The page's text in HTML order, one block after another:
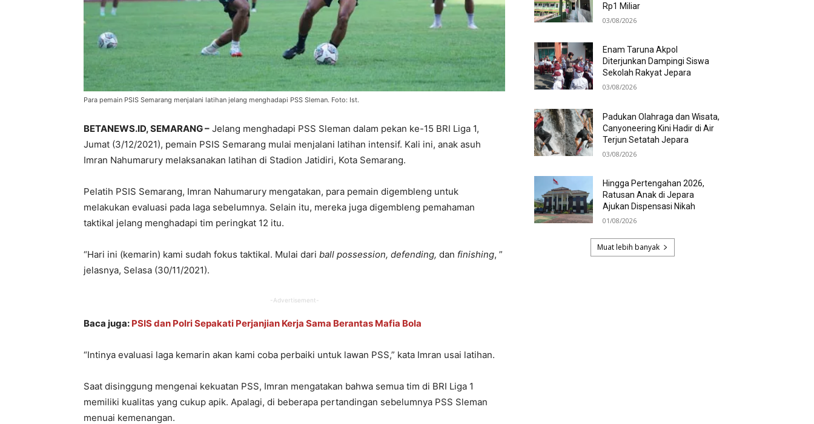
Para pemain PSIS Semarang menjalani latihan jelang menghadapi PSS Sleman. Foto: Ist.
BETANEWS.ID, SEMARANG – Jelang menghadapi PSS Sleman dalam pekan ke-15 BRI Liga 1,
Jumat (3/12/2021), pemain PSIS Semarang mulai menjalani latihan intensif. Kali ini, anak asuh
Imran Nahumarury melaksanakan latihan di Stadion Jatidiri, Kota Semarang.
Pelatih PSIS Semarang, Imran Nahumarury mengatakan, para pemain digembleng untuk
melakukan evaluasi pada laga sebelumnya. Selain itu, mereka juga digembleng pemahaman
taktikal jelang menghadapi tim peringkat 12 itu.
“Hari ini (kemarin) kami sudah fokus taktikal. Mulai dari ball possession, defending, dan finishing, ”
jelasnya, Selasa (30/11/2021).
-Advertisement-
Baca juga: PSIS dan Polri Sepakati Perjanjian Kerja Sama Berantas Mafia Bola
“Intinya evaluasi laga kemarin akan kami coba perbaiki untuk lawan PSS,” kata Imran usai latihan.
Saat disinggung mengenai kekuatan PSS, Imran mengatakan bahwa semua tim di BRI Liga 1
memiliki kualitas yang cukup apik. Apalagi, di beberapa pertandingan sebelumnya PSS Sleman
menuai kemenangan.
Rp1 Miliar
03/08/2026
Enam Taruna Akpol
Diterjunkan Dampingi Siswa
Sekolah Rakyat Jepara
03/08/2026
Padukan Olahraga dan Wisata,
Canyoneering Kini Hadir di Air
Terjun Setatah Jepara
03/08/2026
Hingga Pertengahan 2026,
Ratusan Anak di Jepara
Ajukan Dispensasi Nikah
01/08/2026
Muat lebih banyak